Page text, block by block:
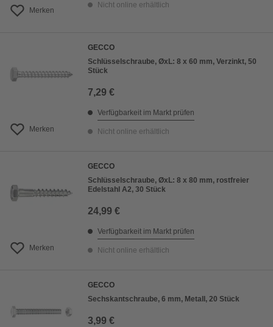
Merken
Nicht online erhältlich
Merken
GECCO
Schlüsselschraube, ØxL: 8 x 60 mm, Verzinkt, 50
Stück
7,29 €
Verfügbarkeit im Markt prüfen
Nicht online erhältlich
Merken
GECCO
Schlüsselschraube, ØxL: 8 x 80 mm, rostfreier
Edelstahl A2, 30 Stück
24,99 €
Verfügbarkeit im Markt prüfen
Nicht online erhältlich
GECCO
Sechskantschraube, 6 mm, Metall, 20 Stück
3,99 €